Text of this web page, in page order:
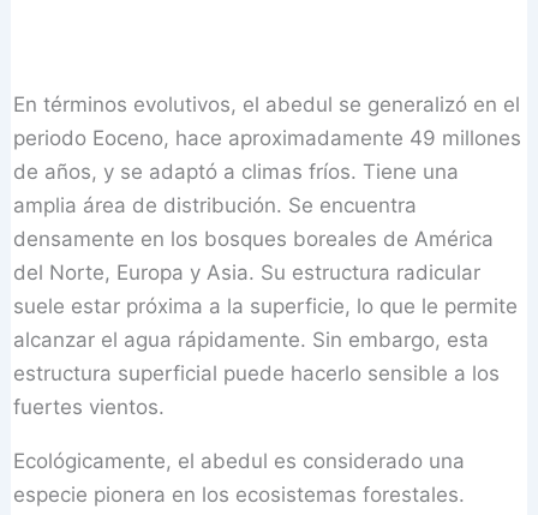
En términos evolutivos, el abedul se generalizó en el
periodo Eoceno, hace aproximadamente 49 millones
de años, y se adaptó a climas fríos. Tiene una
amplia área de distribución. Se encuentra
densamente en los bosques boreales de América
del Norte, Europa y Asia. Su estructura radicular
suele estar próxima a la superficie, lo que le permite
alcanzar el agua rápidamente. Sin embargo, esta
estructura superficial puede hacerlo sensible a los
fuertes vientos.
Ecológicamente, el abedul es considerado una
especie pionera en los ecosistemas forestales.